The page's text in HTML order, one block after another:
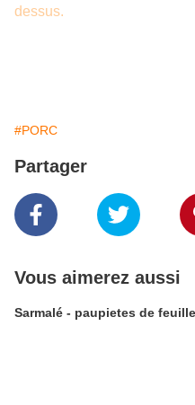
dessus.
#PORC
Partager
Vous aimerez aussi
Sarmalé - paupietes de